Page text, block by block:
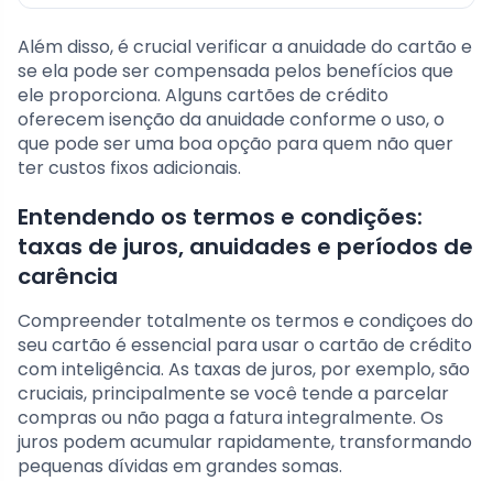
Além disso, é crucial verificar a anuidade do cartão e
se ela pode ser compensada pelos benefícios que
ele proporciona. Alguns cartões de crédito
oferecem isenção da anuidade conforme o uso, o
que pode ser uma boa opção para quem não quer
ter custos fixos adicionais.
Entendendo os termos e condições:
taxas de juros, anuidades e períodos de
carência
Compreender totalmente os termos e condiçoes do
seu cartão é essencial para usar o cartão de crédito
com inteligência. As taxas de juros, por exemplo, são
cruciais, principalmente se você tende a parcelar
compras ou não paga a fatura integralmente. Os
juros podem acumular rapidamente, transformando
pequenas dívidas em grandes somas.